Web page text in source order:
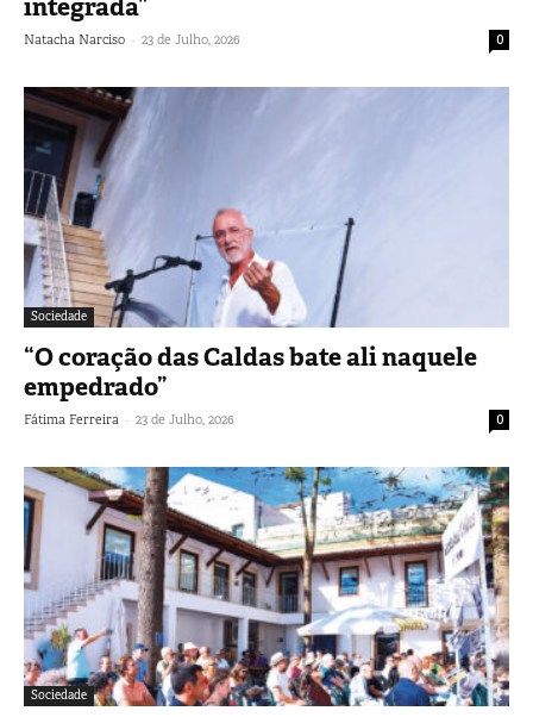
integrada”
Natacha Narciso - 23 de Julho, 2026 0
Sociedade
“O coração das Caldas bate ali naquele
empedrado”
Fátima Ferreira - 23 de Julho, 2026 0
Sociedade